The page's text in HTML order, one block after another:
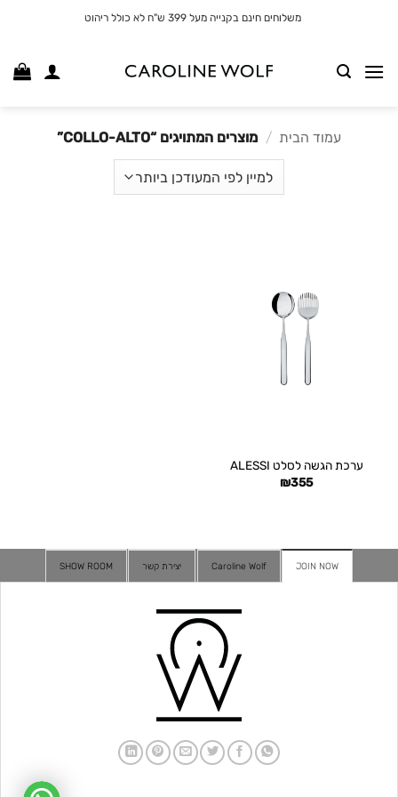
משלוחים חינם בקנייה מעל 399 ש"ח לא כולל ריהוט
עמוד הבית / מוצרים המתויגים “COLLO-ALTO”
ערכת הגשה לסלט ALESSI
₪355
JOIN NOW
Caroline Wolf יצירת קשר SHOW ROOM